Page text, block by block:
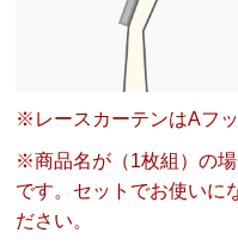
※レースカーテンはAフッ
※商品名が（1枚組）の
です。セットでお使いに
ださい。